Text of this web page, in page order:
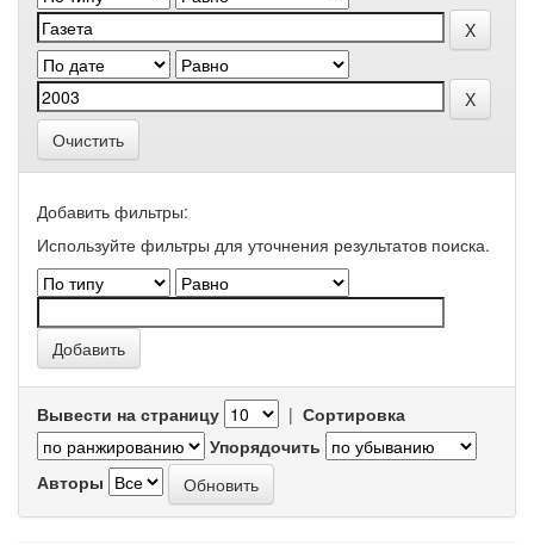
Очистить
Добавить фильтры:
Используйте фильтры для уточнения результатов поиска.
Вывести на страницу | Сортировка
Упорядочить
Авторы